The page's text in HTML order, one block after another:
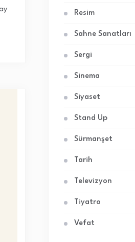
Resim
Sahne Sanatları
Sergi
Sinema
Siyaset
Stand Up
Sürmanşet
Tarih
Televizyon
Tiyatro
Vefat